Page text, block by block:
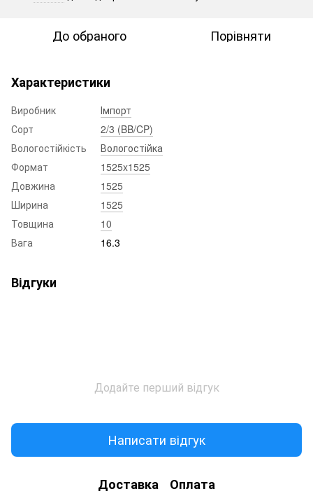
До обраного Порівняти
Характеристики
Виробник
Імпорт
Сорт
2/3 (BB/CP)
Вологостійкість
Вологостійка
Формат
1525x1525
Довжина
1525
Ширина
1525
Товщина
10
Вага
16.3
Відгуки
Додайте перший відгук
Написати відгук
Доставка Оплата